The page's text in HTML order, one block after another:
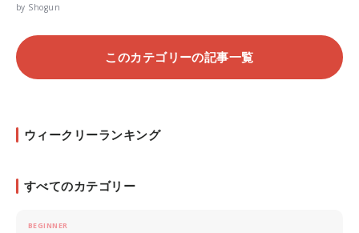
by Shogun
このカテゴリーの記事一覧
ウィークリーランキング
すべてのカテゴリー
BEGINNER